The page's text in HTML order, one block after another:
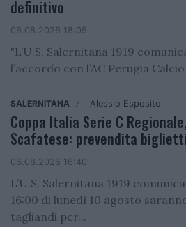
definitivo
06.08.2026 18:05
"L’U.S. Salernitana 1919
l’accordo con l’AC Perugia
SALERNITANA / Alessio Esposito
Coppa Italia Serie C
Scafatese: prevendita biglietti
06.08.2026 16:40
L’U.S. Salernitana 1919
16:00 di lunedì 10 agosto
tagliandi per...